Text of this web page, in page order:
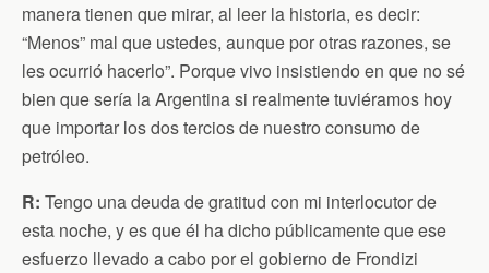
manera tienen que mirar, al leer la historia, es decir:
“Menos” mal que ustedes, aunque por otras razones, se
les ocurrió hacerlo”. Porque vivo insistiendo en que no sé
bien que sería la Argentina si realmente tuviéramos hoy
que importar los dos tercios de nuestro consumo de
petróleo.
R: Tengo una deuda de gratitud con mi interlocutor de
esta noche, y es que él ha dicho públicamente que ese
esfuerzo llevado a cabo por el gobierno de Frondizi